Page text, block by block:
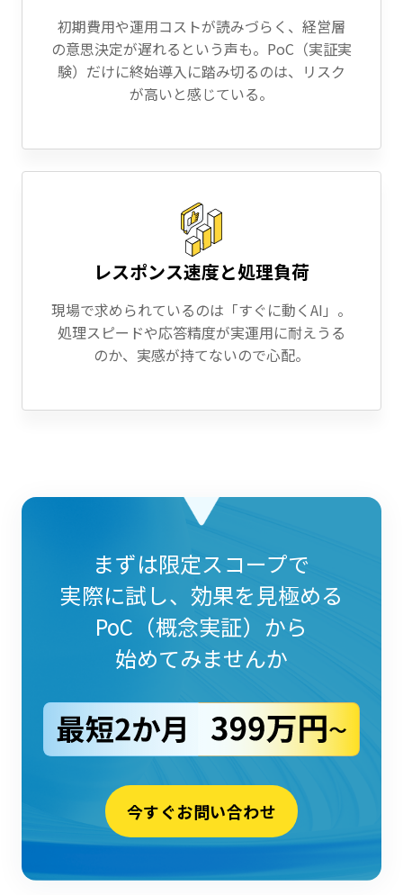
初期費用や運用コストが読みづらく、経営層
の意思決定が遅れるという声も。PoC（実証実
験）だけに終始導入に踏み切るのは、リスク
が高いと感じている。
レスポンス速度と処理負荷
現場で求められているのは「すぐに動くAI」。
処理スピードや応答精度が実運用に耐えうる
のか、実感が持てないので心配。
まずは限定スコープで
実際に試し、 効果を見極める
PoC（概念実証）から
始めてみませんか
今すぐお問い合わせ